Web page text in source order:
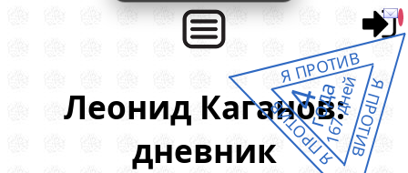
Леонид Каганов:
дневникЯ ПРОТИВ
Я ПРОТИВ
Я ПРОТИВ
4
года167 дней